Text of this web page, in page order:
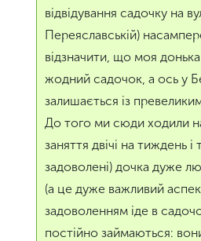
відвідування садочку на
Переяславській)
відзначити, що моя донька
жодний садочок, а ось у
залишається із
До того ми сюди ходили
заняття двічі на тиждень
задоволені) дочка дуже
(а це дуже важливий
задоволенням іде в
постійно займаються: